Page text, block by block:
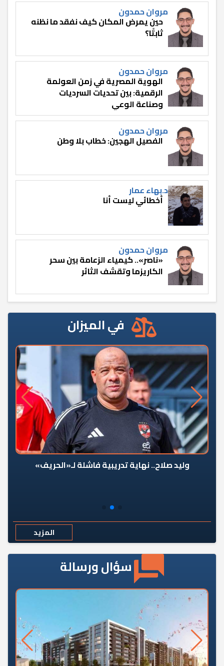
مروان حمدون
حين يمرض المكان كيف نفقد ما نظنه
ثابتًا؟
مروان حمدون
الهوية المصرية في زمن العولمة
الرقمية: بين تحديات السرديات
وصناعة الوعي
مروان حمدون
الفصيل الهجين: خطاب بلا وطن
د.بهاء عمار
أخطائي ليست أنا
مروان حمدون
«ناصر».. كيمياء الزعامة بين سحر
الكاريزما وتقشف الثائر
في الميزان
وليد صلاح.. نهاية تدريبية فاشلة لـ«الحريف»
المزيد
سؤال ورسالة